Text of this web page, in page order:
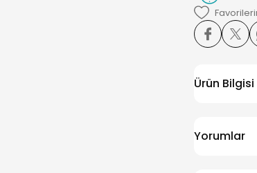
Ürün Bilgisi
Yorumlar